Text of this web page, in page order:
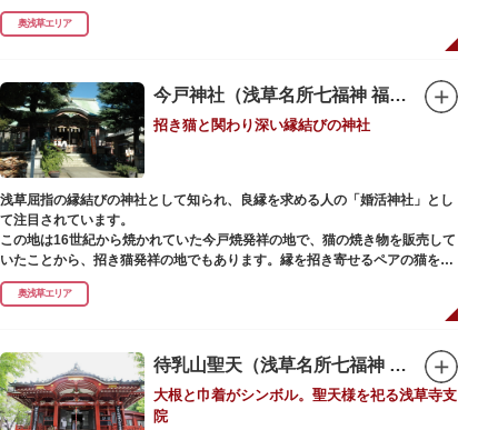
い掛け声とともに各町は活気にあふれます。
吉原弁財天は浅草名所七福神の一社・弁財天にあたり、七福神に関する授与
奥浅草エリア
今戸神社（浅草名所七福神 福禄寿）
招き猫と関わり深い縁結びの神社
浅草屈指の縁結びの神社として知られ、良縁を求める人の「婚活神社」とし
て注目されています。
この地は16世紀から焼かれていた今戸焼発祥の地で、猫の焼き物を販売して
いたことから、招き猫発祥の地でもあります。縁を招き寄せるペアの猫をモ
チーフにした絵馬や御朱印帳も人気です。
1063（康平6）年、時の奥羽鎮守府源頼朝・義家父子が祈願し鎌倉の鶴ヶ丘
末に活躍した新選組沖田総司の終焉の地の碑も佇んでいます。また、浅草名
所七福神の福禄寿が祀られており、七福神詣りの参拝客でも賑わうスポット
です。
奥浅草エリア
待乳山聖天（浅草名所七福神 毘沙門天）
大根と巾着がシンボル。聖天様を祀る浅草寺支
院